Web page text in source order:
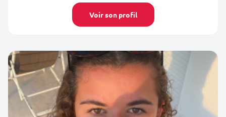
Voir son profil